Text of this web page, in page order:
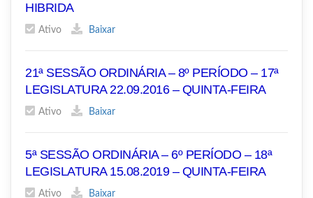
HIBRIDA
Ativo Baixar
21ª SESSÃO ORDINÁRIA – 8º PERÍODO – 17ª
LEGISLATURA 22.09.2016 – QUINTA-FEIRA
Ativo Baixar
5ª SESSÃO ORDINÁRIA – 6º PERÍODO – 18ª
LEGISLATURA 15.08.2019 – QUINTA-FEIRA
Ativo Baixar